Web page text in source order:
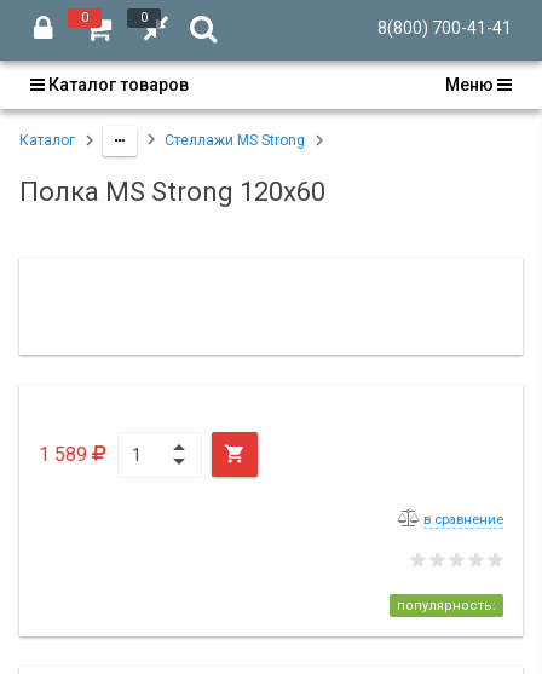
0 0
8(800) 700-41-41
Каталог товаров Меню
Каталог Стеллажи MS Strong
Полка MS Strong 120х60
1 589 
в сравнение
популярность: